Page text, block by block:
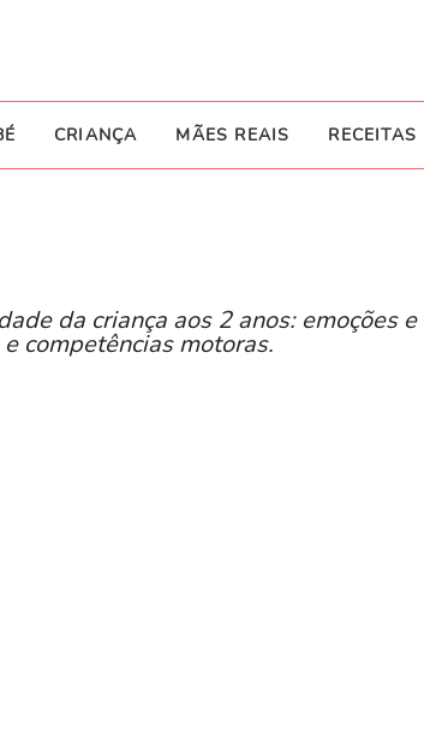
CRIANÇA MÃES REAIS RECEITAS
da criança aos 2 anos: emoções e
competências motoras.